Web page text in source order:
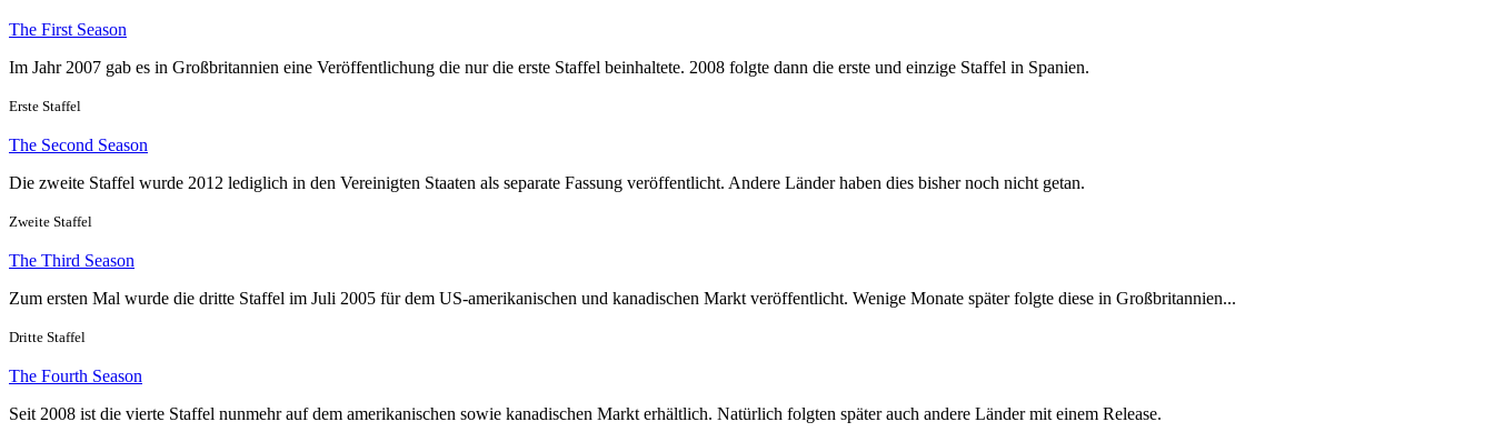
The First Season
Im Jahr 2007 gab es in Großbritannien eine Veröffentlichung die nur die erste Staffel beinhaltete. 2008 folgte dann die erste und einzige Staffel in Spanien.
Erste Staffel
The Second Season
Die zweite Staffel wurde 2012 lediglich in den Vereinigten Staaten als separate Fassung veröffentlicht. Andere Länder haben dies bisher noch nicht getan.
Zweite Staffel
The Third Season
Zum ersten Mal wurde die dritte Staffel im Juli 2005 für dem US-amerikanischen und kanadischen Markt veröffentlicht. Wenige Monate später folgte diese in Großbritannien...
Dritte Staffel
The Fourth Season
Seit 2008 ist die vierte Staffel nunmehr auf dem amerikanischen sowie kanadischen Markt erhältlich. Natürlich folgten später auch andere Länder mit einem Release.